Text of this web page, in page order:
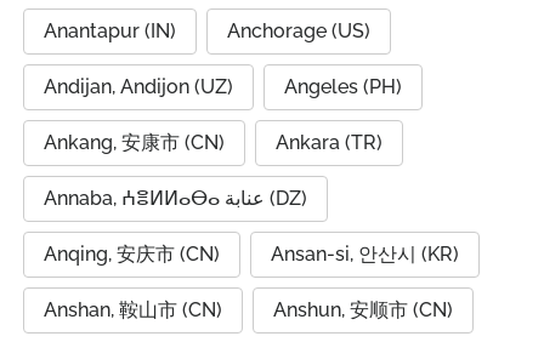
Anantapur (IN) Anchorage (US)
Andijan, Andijon (UZ) Angeles (PH)
Ankang, 安康市 (CN) Ankara (TR)
Annaba, ⵄⴻⵍⵍⴰⴱⴰ عنابة (DZ)
Anqing, 安庆市 (CN) Ansan-si, 안산시 (KR)
Anshan, 鞍山市 (CN) Anshun, 安顺市 (CN)